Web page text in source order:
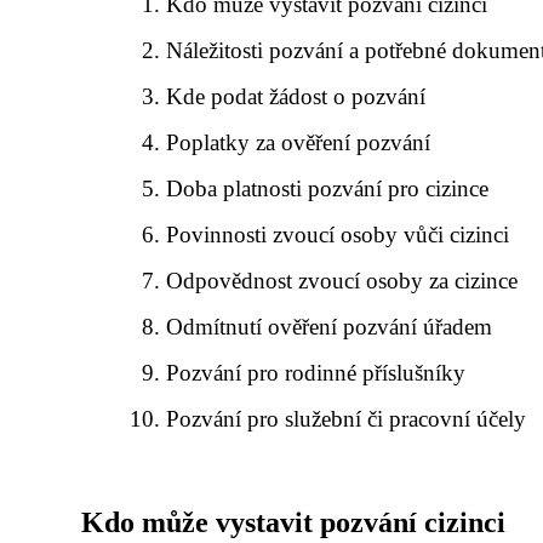
Náležitosti pozvání a potřebné
Kde podat žádost o pozvání
Poplatky za ověření pozvání
Doba platnosti pozvání pro cizince
Povinnosti zvoucí osoby vůči cizinci
Odpovědnost zvoucí osoby za cizince
Odmítnutí ověření pozvání úřadem
Pozvání pro rodinné příslušníky
Pozvání pro služební či pracovní účely
Kdo může vystavit pozvání cizinci